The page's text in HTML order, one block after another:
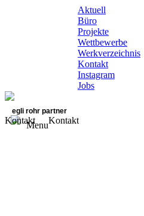
Aktuell
Büro
Projekte
Wettbewerbe
Werkverzeichnis
Kontakt
Instagram
Jobs
egli rohr partner
Menu
Kontakt Kontakt